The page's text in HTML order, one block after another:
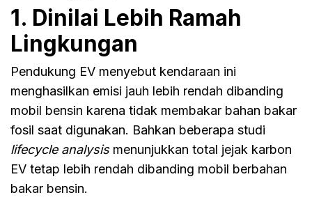
1. Dinilai Lebih Ramah
Lingkungan
Pendukung EV menyebut kendaraan ini
menghasilkan emisi jauh lebih rendah dibanding
mobil bensin karena tidak membakar bahan bakar
fosil saat digunakan. Bahkan beberapa studi
lifecycle analysismenunjukkan total jejak karbon
EV tetap lebih rendah dibanding mobil berbahan
bakar bensin.